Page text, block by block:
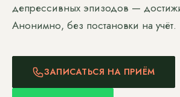
депрессивных эпизодов —
Анонимно, без постановки на учёт.
ЗАПИСАТЬСЯ НА ПРИЁМ